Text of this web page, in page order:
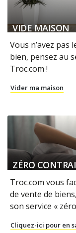
VIDE MAISON
Vous n’avez
bien, pensez au
Troc.com !
Vider ma maison
ZÉRO
Troc.com vous
de vente de
son service «
Cliquez-ici pour en